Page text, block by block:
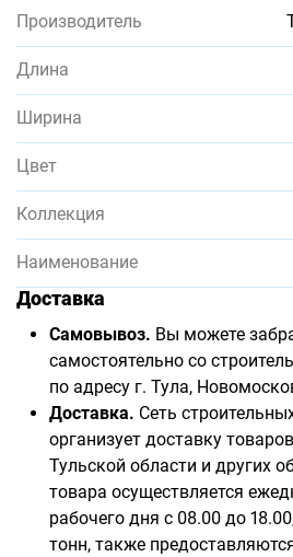
Производитель
Длина
Ширина
Цвет
Коллекция
Наименование
Доставка
Самовывоз. Вы можете
самостоятельно со
по адресу г. Тула,
Доставка. Сеть
организует доставку
Тульской области и других
товара осуществляется
рабочего дня с 08.00 до
тонн, также